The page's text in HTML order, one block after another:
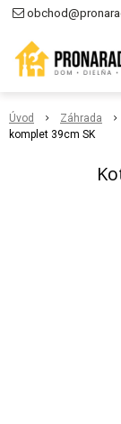
Úvod Záhrada
komplet 39cm SK